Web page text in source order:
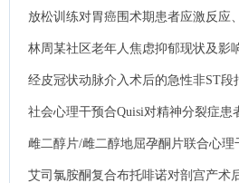
及睡眠质量的影响.
放松训练对胃癌围术期患者应激反应
影响.
林周某社区老年人焦虑抑郁现状及影
经皮冠状动脉介入术后的急性非ST段
虑、抑郁状况.
社会心理干预合Quisi对精神分裂症患
雌二醇片/雌二醇地屈孕酮片联合心理
抑郁女性的临床效果.
艾司氯胺酮复合布托啡诺对剖宫产术